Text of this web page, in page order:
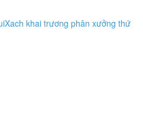
khai trương phân xưởng thứ